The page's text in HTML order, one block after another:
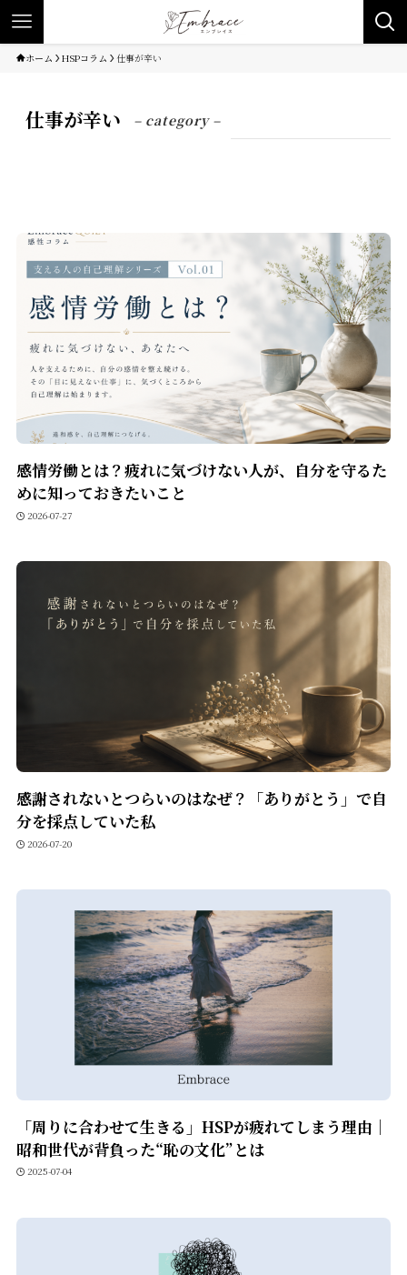
ホーム HSPコラム 仕事が辛い
仕事が辛い – category –
感情労働とは？疲れに気づけない人が、自分を守るた
めに知っておきたいこと
2026-07-27
感謝されないとつらいのはなぜ？「ありがとう」で自
分を採点していた私
2026-07-20
「周りに合わせて生きる」HSPが疲れてしまう理由｜
昭和世代が背負った“恥の文化”とは
2025-07-04